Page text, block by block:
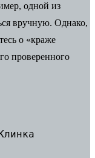
одной из
вручную. Однако,
о «краже
проверенного